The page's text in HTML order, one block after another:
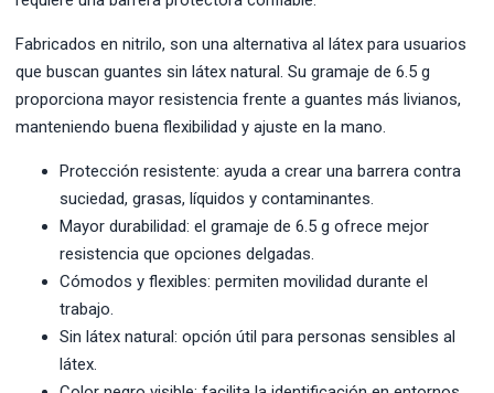
Fabricados en nitrilo, son una alternativa al látex para usuarios
que buscan guantes sin látex natural. Su gramaje de 6.5 g
proporciona mayor resistencia frente a guantes más livianos,
manteniendo buena flexibilidad y ajuste en la mano.
Protección resistente: ayuda a crear una barrera contra
suciedad, grasas, líquidos y contaminantes.
Mayor durabilidad: el gramaje de 6.5 g ofrece mejor
resistencia que opciones delgadas.
Cómodos y flexibles: permiten movilidad durante el
trabajo.
Sin látex natural: opción útil para personas sensibles al
látex.